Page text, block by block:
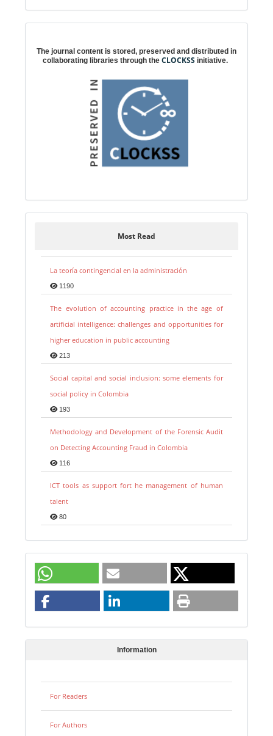
The journal content is stored, preserved and distributed in
collaborating libraries through the CLOCKSS initiative.
Most Read
La teoría contingencial en la administración
1190
The evolution of accounting practice in the age of
artificial intelligence: challenges and opportunities for
higher education in public accounting
213
Social capital and social inclusion: some elements for
social policy in Colombia
193
Methodology and Development of the Forensic Audit
on Detecting Accounting Fraud in Colombia
116
ICT tools as support fort he management of human
talent
80
Information
For Readers
For Authors